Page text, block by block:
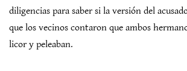
diligencias para saber si la versión del
que los vecinos contaron que ambos
licor y peleaban.